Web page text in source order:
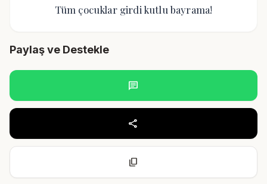
Tüm çocuklar girdi kutlu bayrama!
Paylaş ve Destekle
chat
share
content_copy